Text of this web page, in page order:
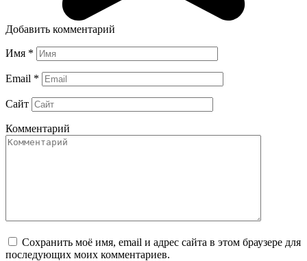
Добавить комментарий
Имя *
Email *
Сайт
Комментарий
Сохранить моё имя, email и адрес сайта в этом браузере для
последующих моих комментариев.